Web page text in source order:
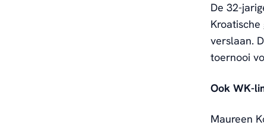
De 32-
verslaan.
toernooi
Ook WK-
Maureen